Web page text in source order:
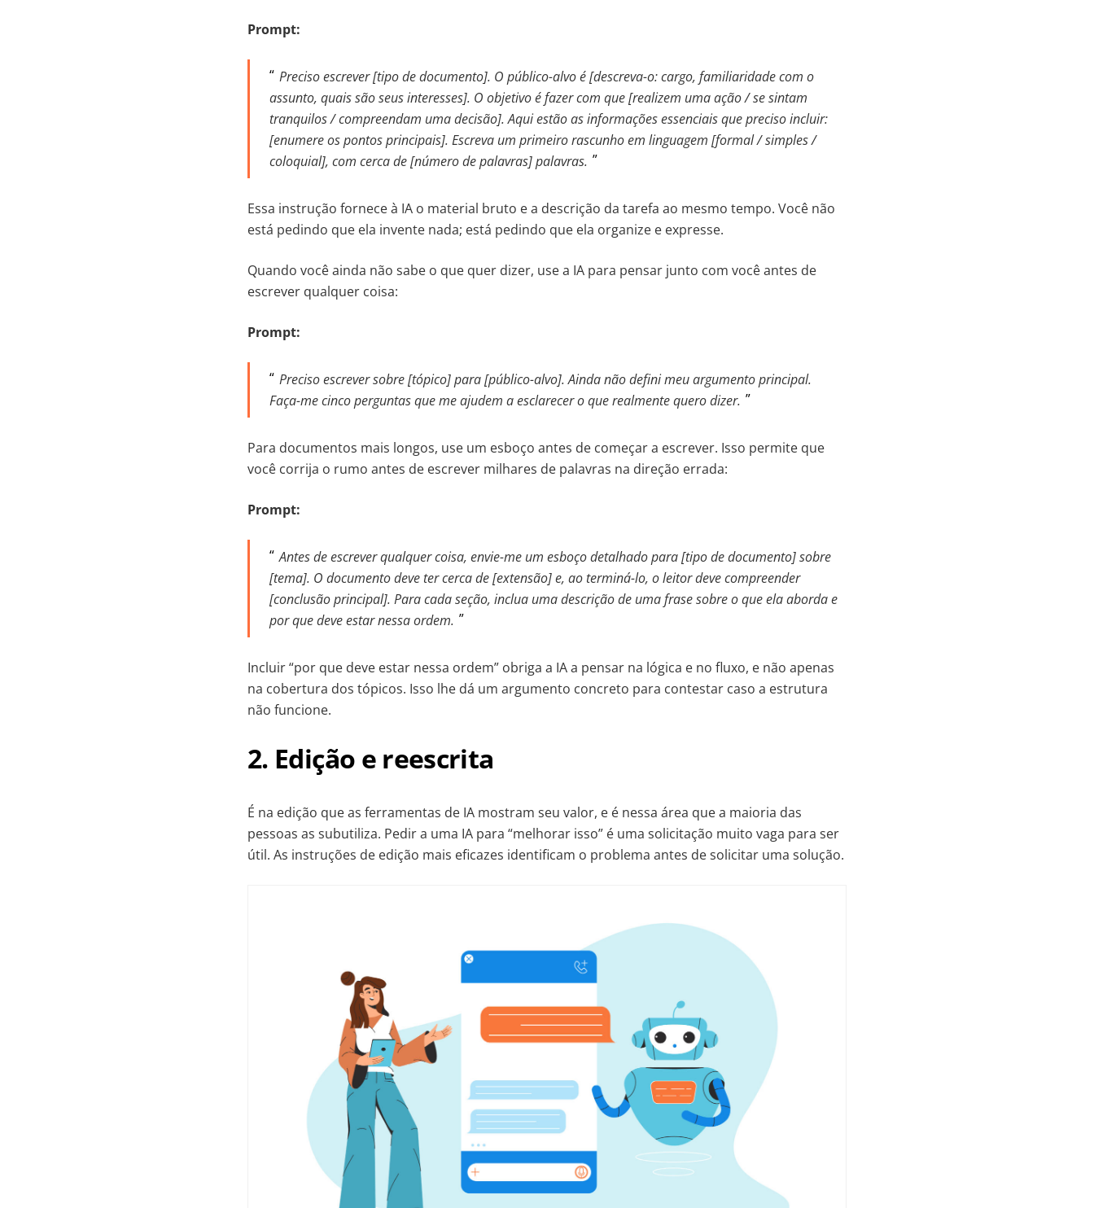
Prompt:
Preciso escrever [tipo de documento]. O público-alvo é [descreva-o: cargo, familiaridade com o
assunto, quais são seus interesses]. O objetivo é fazer com que [realizem uma ação / se sintam
tranquilos / compreendam uma decisão]. Aqui estão as informações essenciais que preciso incluir:
[enumere os pontos principais]. Escreva um primeiro rascunho em linguagem [formal / simples /
coloquial], com cerca de [número de palavras] palavras.
Essa instrução fornece à IA o material bruto e a descrição da tarefa ao mesmo tempo. Você não
está pedindo que ela invente nada; está pedindo que ela organize e expresse.
Quando você ainda não sabe o que quer dizer, use a IA para pensar junto com você antes de
escrever qualquer coisa:
Prompt:
Preciso escrever sobre [tópico] para [público-alvo]. Ainda não defini meu argumento principal.
Faça-me cinco perguntas que me ajudem a esclarecer o que realmente quero dizer.
Para documentos mais longos, use um esboço antes de começar a escrever. Isso permite que
você corrija o rumo antes de escrever milhares de palavras na direção errada:
Prompt:
Antes de escrever qualquer coisa, envie-me um esboço detalhado para [tipo de documento] sobre
[tema]. O documento deve ter cerca de [extensão] e, ao terminá-lo, o leitor deve compreender
[conclusão principal]. Para cada seção, inclua uma descrição de uma frase sobre o que ela aborda e
por que deve estar nessa ordem.
Incluir “por que deve estar nessa ordem” obriga a IA a pensar na lógica e no fluxo, e não apenas
na cobertura dos tópicos. Isso lhe dá um argumento concreto para contestar caso a estrutura
não funcione.
2. Edição e reescrita
É na edição que as ferramentas de IA mostram seu valor, e é nessa área que a maioria das
pessoas as subutiliza. Pedir a uma IA para “melhorar isso” é uma solicitação muito vaga para ser
útil. As instruções de edição mais eficazes identificam o problema antes de solicitar uma solução.